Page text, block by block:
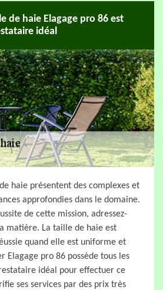
de haie Elagage pro 86 est
idéal
haie présentent des complexes et
approfondies dans le domaine.
de cette mission, adressez-
matière. La taille de haie est
quand elle est uniforme et
Elagage pro 86 possède tous les
idéal pour effectuer ce
ses services par des prix très